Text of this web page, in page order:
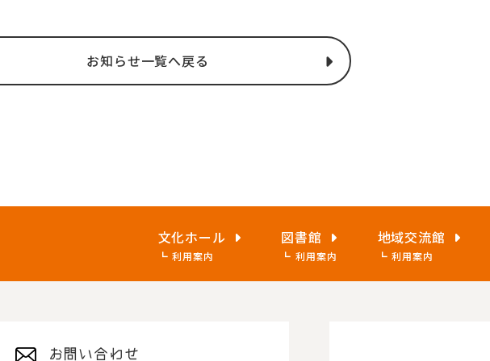
お知らせ一覧へ戻る
文化ホール
利用案内
図書館
利用案内
地域交流館
利用案内
お問い合わせ